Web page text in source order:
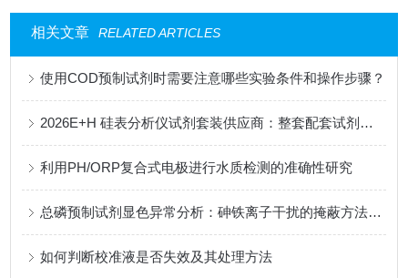
相关文章 RELATED ARTICLES
使用COD预制试剂时需要注意哪些实验条件和操作步骤？
2026E+H 硅表分析仪试剂套装供应商：整套配套试剂，适配电厂在线监测场景
利用PH/ORP复合式电极进行水质检测的准确性研究
总磷预制试剂显色异常分析：砷铁离子干扰的掩蔽方法与质控样验证
如何判断校准液是否失效及其处理方法